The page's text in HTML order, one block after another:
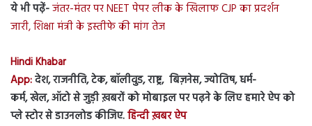
ये भी पढ़ें-जंतर-मंतर पर NEET पेपर लीक के खिलाफ CJP का प्रदर्शन
जारी, शिक्षा मंत्री के इस्तीफे की मांग तेज
Hindi Khabar
App:देश, राजनीति, टेक, बॉलीवुड, राष्ट्र, बिज़नेस, ज्योतिष, धर्म-
कर्म, खेल, ऑटो से जुड़ी ख़बरों को मोबाइल पर पढ़ने के लिए हमारे ऐप को
प्ले स्टोर से डाउनलोड कीजिए.हिन्दी ख़बर ऐप